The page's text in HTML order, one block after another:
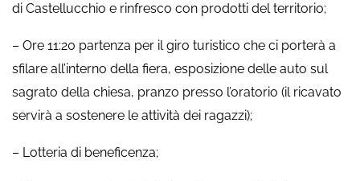
di Castellucchio e rinfresco con prodotti del territorio;
– Ore 11:20 partenza per il giro turistico che ci porterà a
sfilare all’interno della fiera, esposizione delle auto sul
sagrato della chiesa, pranzo presso l’oratorio (il ricavato
servirà a sostenere le attività dei ragazzi);
– Lotteria di beneficenza;